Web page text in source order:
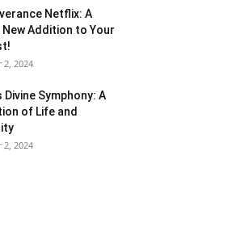
Netflix: A
Addition to Your
2, 2024
Divine Symphony: A
of Life and
2, 2024